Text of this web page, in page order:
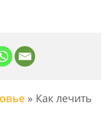
» Как лечить